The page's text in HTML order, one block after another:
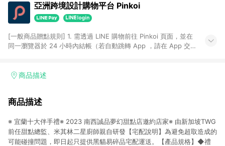
亞洲跨境設計購物平台 Pinkoi
[一般商品贈點規則] 1. 需透過 LINE 購物前往 Pinkoi 頁面，並在
同一瀏覽器於 24 小時內結帳（若自動跳轉 App ，請在 App 交
回饋訂單不得享有 Pinkoi 站方優惠，例如首購優惠，P coins，
行為，不具贈點資格，部分退款不在此限。 6. APP 請更新至
貨後 45 天後發送。 8. 群眾募資商品，禮物卡，開館保證金，補
運費，攤位費等不具贈點資格。 9. LINE 購物站上之商品規格、
顏色、價位、贈品如與 Pinkoi 商品資訊頁及購物車不符，以
商品描述
商品描述
※ 宜蘭十大伴手禮※ 2023 南西誠品夢幻甜點店邀約店家※ 由新加坡TWG
前任甜點總監、米其林二星廚師親自研發【宅配說明】為避免超取造成的
可能碰撞問題，即日起只提供黑貓易碎品宅配運送。【產品規格】◆禮